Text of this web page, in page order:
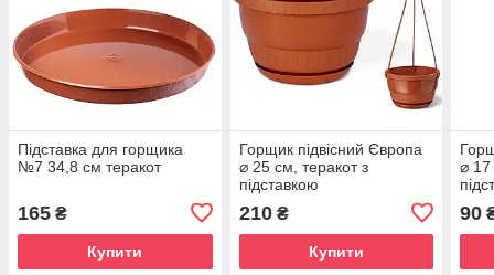
Підставка для горщика
№7 34,8 см теракот
165 ₴
Купити
Горщик підвісний Європа
⌀ 25 см, теракот з
підставкою
210₴
Купити
⌀ 17
90